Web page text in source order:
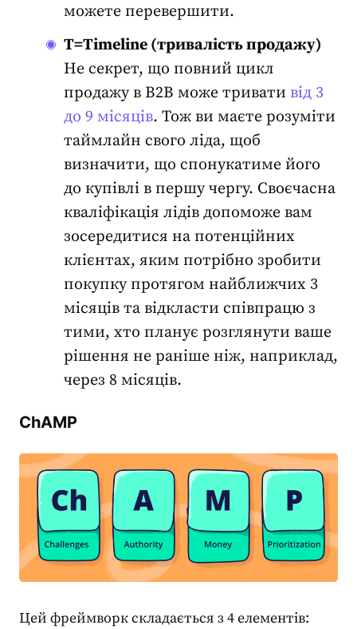
можете перевершити.
T=Timeline (тривалість продажу)
Не секрет, що повний цикл
продажу в B2B може тривати від 3
до 9 місяців. Тож ви маєте розуміти
таймлайн свого ліда, щоб
визначити, що спонукатиме його
до купівлі в першу чергу. Своєчасна
кваліфікація лідів допоможе вам
зосередитися на потенційних
клієнтах, яким потрібно зробити
покупку протягом найближчих 3
місяців та відкласти співпрацю з
тими, хто планує розглянути ваше
рішення не раніше ніж, наприклад,
через 8 місяців.
ChAMP
Цей фреймворк складається з 4 елементів: